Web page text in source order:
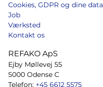
Cookies, GDPR og dine data
Job
Værksted
Kontakt os
REFAKO ApS
Ejby Møllevej 55
5000 Odense C
Telefon: +45 6612 5575